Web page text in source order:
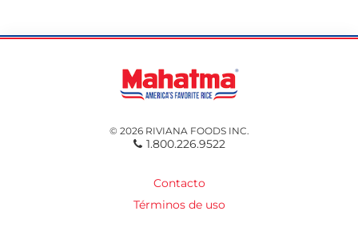
© 2026 RIVIANA FOODS INC.
1.800.226.9522
Contacto
Términos de uso